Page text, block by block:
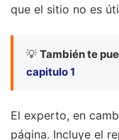
que el sitio no es
💡 También te
capitulo 1
El experto, en
página. Incluye el